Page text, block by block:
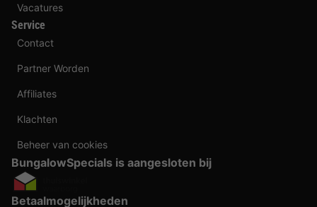
Vacatures
Service
Contact
Partner Worden
Affiliates
Klachten
Beheer van cookies
BungalowSpecials is aangesloten bij
Betaalmogelijkheden